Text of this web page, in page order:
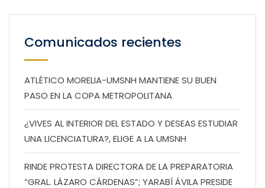
Comunicados recientes
ATLÉTICO MORELIA-UMSNH MANTIENE SU BUEN
PASO EN LA COPA METROPOLITANA
¿VIVES AL INTERIOR DEL ESTADO Y DESEAS ESTUDIAR
UNA LICENCIATURA?, ELIGE A LA UMSNH
RINDE PROTESTA DIRECTORA DE LA PREPARATORIA
“GRAL. LÁZARO CÁRDENAS”; YARABÍ ÁVILA PRESIDE